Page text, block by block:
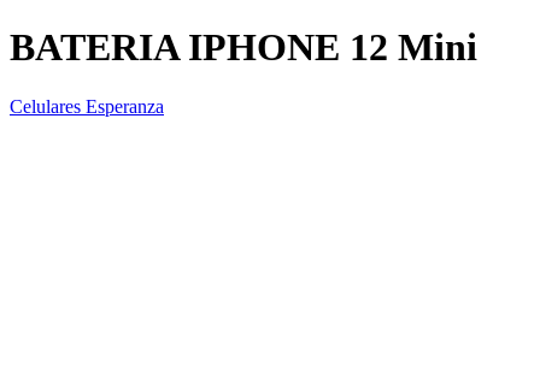
BATERIA IPHONE 12 Mini
Celulares Esperanza